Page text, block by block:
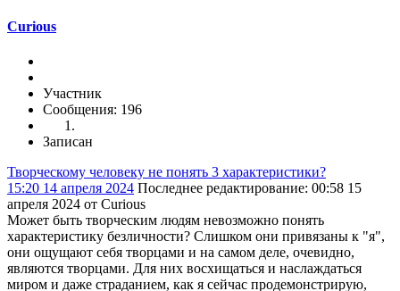
Curious
Участник
Сообщения: 196
Записан
Творческому человеку не понять 3 характеристики?
15:20 14 апреля 2024 Последнее редактирование: 00:58 15
апреля 2024 от Curious
Может быть творческим людям невозможно понять
характеристику безличности? Слишком они привязаны к "я",
они ощущают себя творцами и на самом деле, очевидно,
являются творцами. Для них восхищаться и наслаждаться
миром и даже страданием, как я сейчас продемонстрирую,